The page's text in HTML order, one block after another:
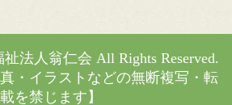
法人翁仁会 All Rights Reserved.
真・イラストなどの無断複写・転
載を禁じます】